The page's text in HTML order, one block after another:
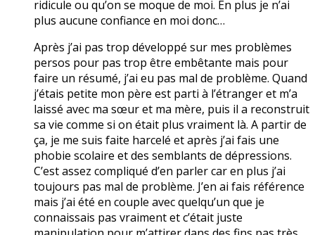
ridicule ou qu’on se moque de moi. En plus je n’ai
plus aucune confiance en moi donc…
Après j’ai pas trop développé sur mes problèmes
persos pour pas trop être embêtante mais pour
faire un résumé, j’ai eu pas mal de problème. Quand
j’étais petite mon père est parti à l’étranger et m’a
laissé avec ma sœur et ma mère, puis il a reconstruit
sa vie comme si on était plus vraiment là. A partir de
ça, je me suis faite harcelé et après j’ai fais une
phobie scolaire et des semblants de dépressions.
C’est assez compliqué d’en parler car en plus j’ai
toujours pas mal de problème. J’en ai fais référence
mais j’ai été en couple avec quelqu’un que je
connaissais pas vraiment et c’était juste